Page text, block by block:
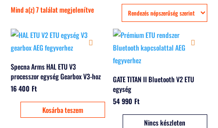
Mind a(z) 7 találat megjelenítveSorted
popularity
Specna Arms HAL ETU V3
processzor egység Gearbox V3-hoz
16 400Ft
Kosárba teszem
GATE TITAN II Bluetooth V2 ETU
egység
54 990Ft
Nincs készleten